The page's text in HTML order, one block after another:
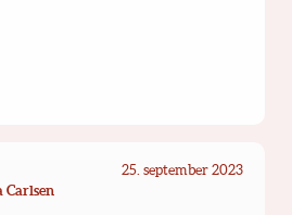
Carlsen
25. september 2023